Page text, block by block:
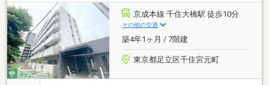
京成本線 千住大橋駅 徒歩10分
その他の交通
築4年1ヶ月 / 7階建
東京都足立区千住宮元町